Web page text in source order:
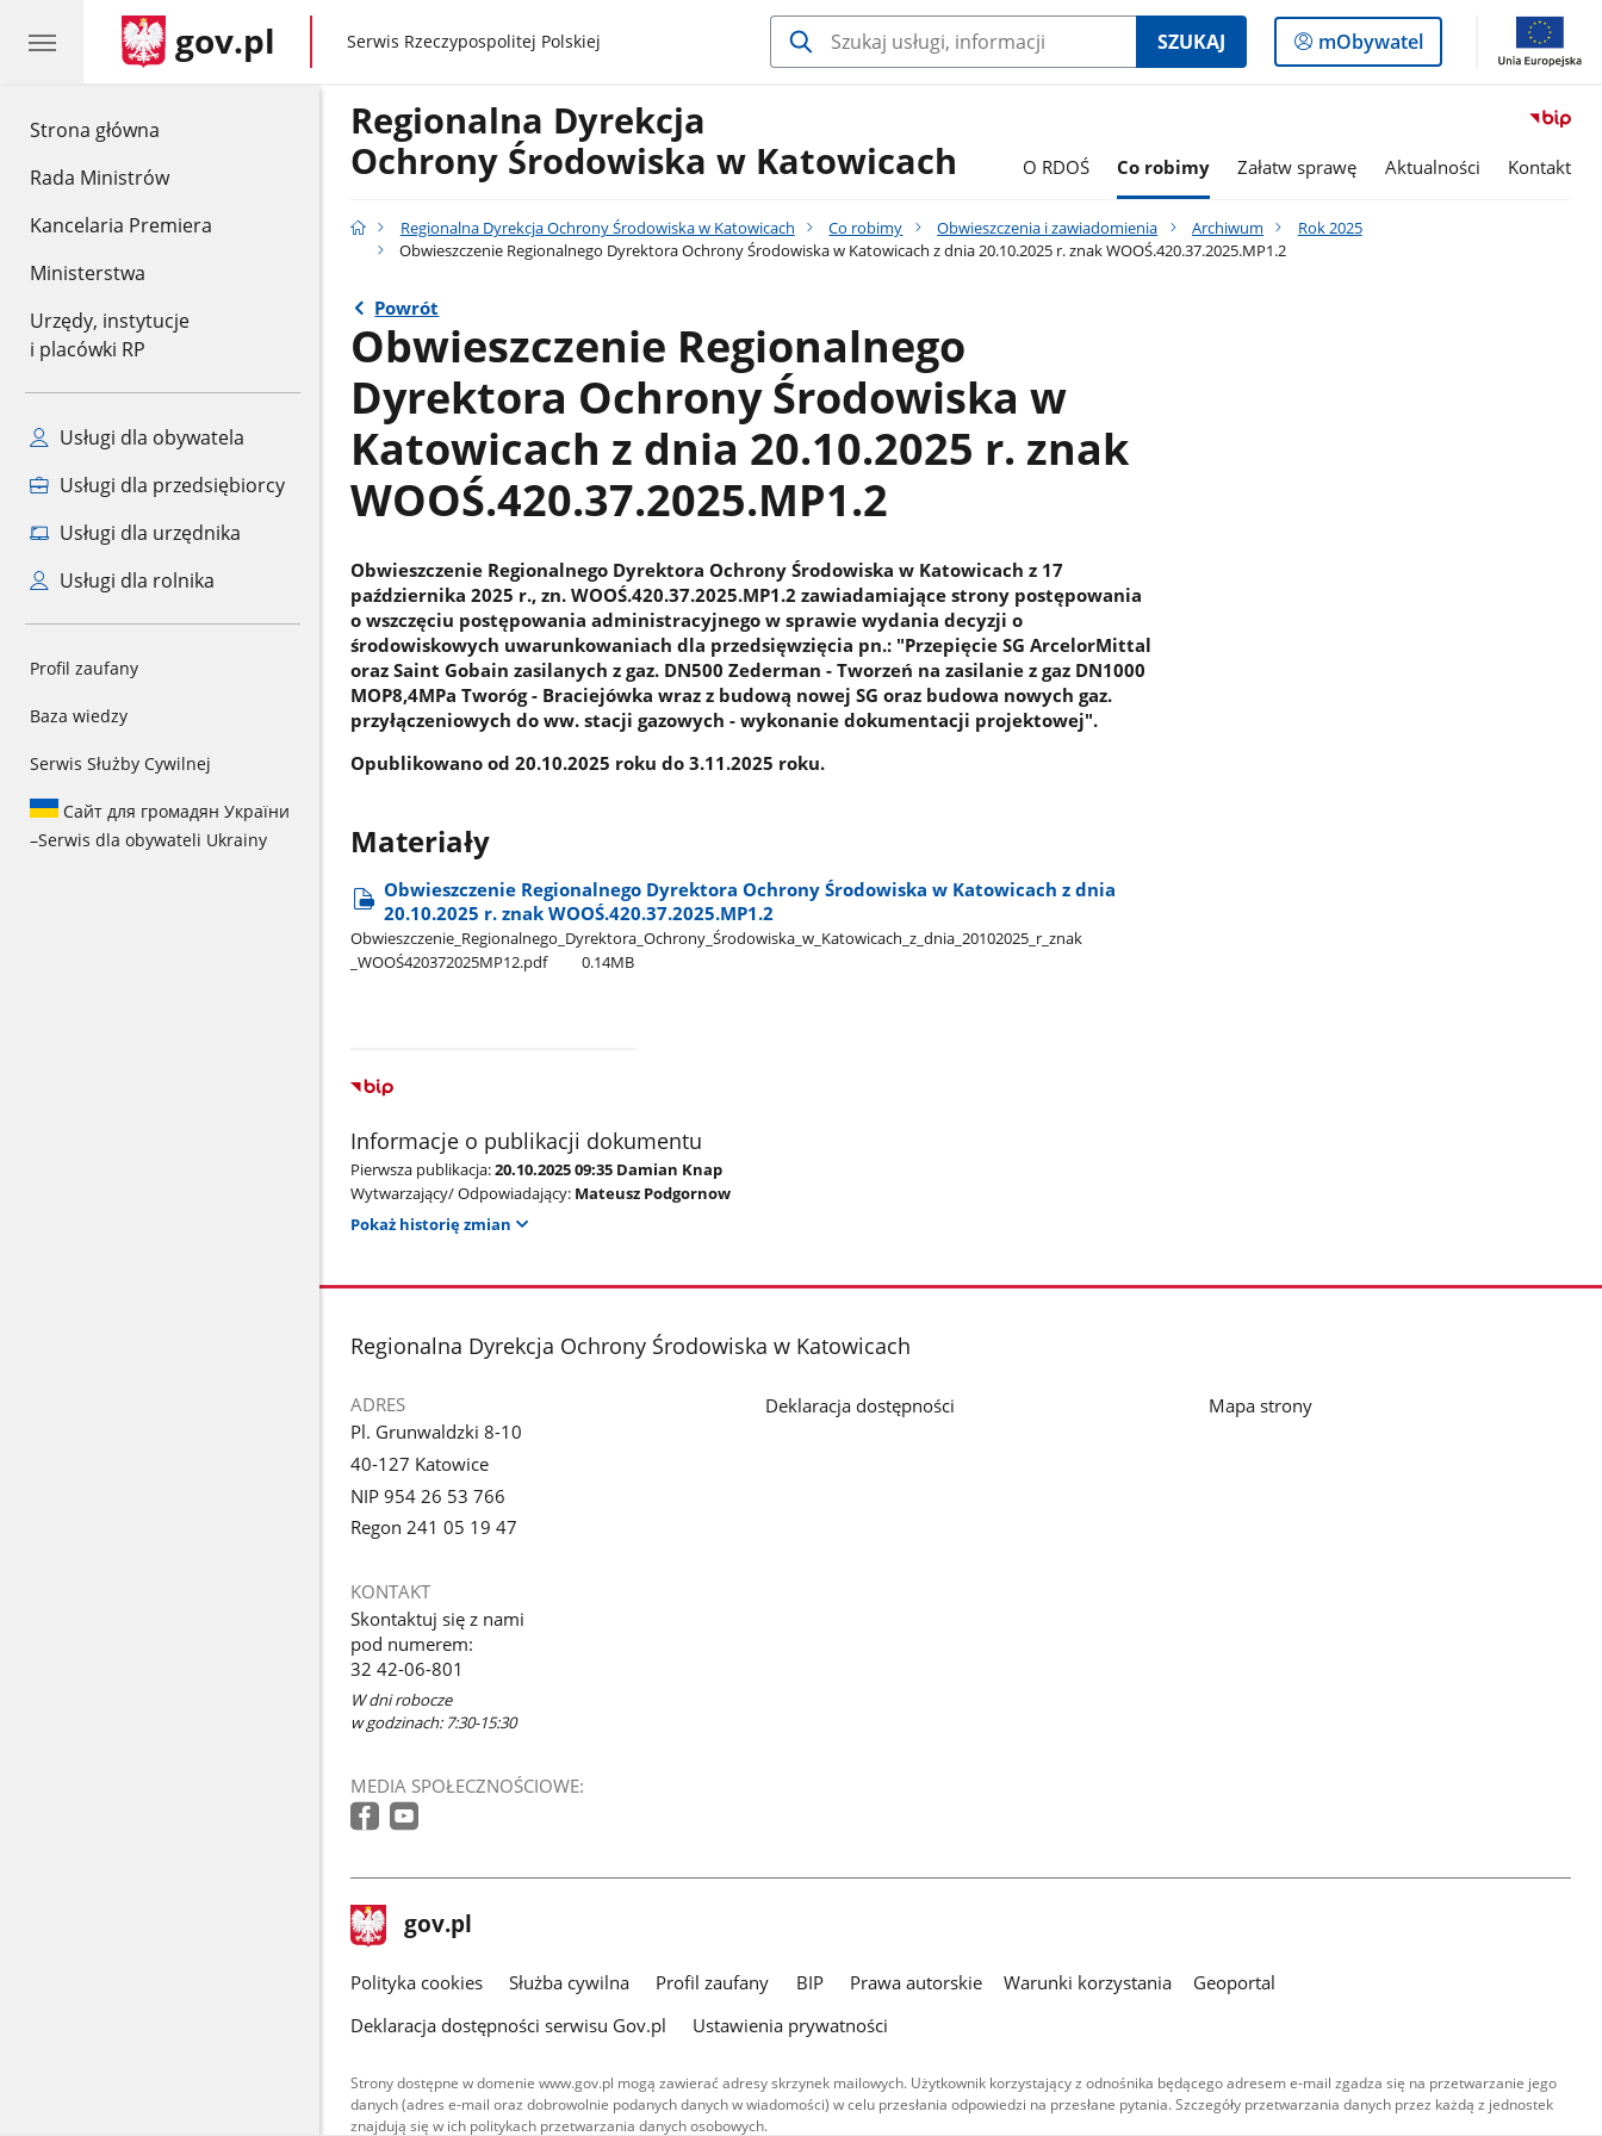
Strona główna
Rada Ministrów
Kancelaria Premiera
Ministerstwa
Urzędy, instytucje
i placówki RP
Usługi dla obywatela
Usługi dla przedsiębiorcy
Usługi dla urzędnika
Usługi dla rolnika
Profil zaufany
Baza wiedzy
Serwis Służby Cywilnej
Сайт для громадян України
–Serwis dla obywateli Ukrainy
gov.pl gov.pl
Serwis Rzeczypospolitej Polskiej SZUKAJ
Logowanie
do
mObywatel
Regionalna Dyrekcja
Ochrony Środowiska w Katowicach
O RDOŚ Co robimy Załatw sprawę Aktualności Kontakt
Regionalna Dyrekcja Ochrony Środowiska w Katowicach Co robimy Obwieszczenia i zawiadomienia Archiwum
Rok 2025
Obwieszczenie Regionalnego Dyrektora Ochrony Środowiska w Katowicach z dnia 20.10.2025 r. znak WOOŚ.420.37.2025.MP1.2
Powrót
Obwieszczenie Regionalnego
Dyrektora Ochrony Środowiska w
Katowicach z dnia 20.10.2025 r. znak
WOOŚ.420.37.2025.MP1.2
Obwieszczenie Regionalnego Dyrektora Ochrony Środowiska w Katowicach z 17
października 2025 r., zn. WOOŚ.420.37.2025.MP1.2 zawiadamiające strony postępowania
o wszczęciu postępowania administracyjnego w sprawie wydania decyzji o
środowiskowych uwarunkowaniach dla przedsięwzięcia pn.: "Przepięcie SG ArcelorMittal
oraz Saint Gobain zasilanych z gaz. DN500 Zederman - Tworzeń na zasilanie z gaz DN1000
MOP8,4MPa Tworóg - Braciejówka wraz z budową nowej SG oraz budowa nowych gaz.
przyłączeniowych do ww. stacji gazowych - wykonanie dokumentacji projektowej".
Opublikowano od 20.10.2025 roku do 3.11.2025 roku.
Materiały
Obwieszczenie Regionalnego Dyrektora Ochrony Środowiska w Katowicach z dnia
20.10.2025 r. znak WOOŚ.420.37.2025.MP1.2
Obwieszczenie​_Regionalnego​_Dyrektora​_Ochrony​_Środowiska​_w​_Katowicach​_z​_dnia​_20102025​_r​_znak​
_WOOŚ420372025MP12.pdf
0.14MB
Informacje o publikacji dokumentu
Pierwsza publikacja:20.10.2025 09:35 Damian Knap
Wytwarzający/ Odpowiadający: Mateusz Podgornow
Pokaż historię zmian
stopka
Regionalna Dyrekcja Ochrony Środowiska w Katowicach
ADRES
Pl. Grunwaldzki 8-10
40-127 Katowice
NIP 954 26 53 766
Regon 241 05 19 47
KONTAKT
Skontaktuj się z nami
pod numerem:
32 42-06-801
W dni robocze
w godzinach: 7:30-15:30
MEDIA SPOŁECZNOŚCIOWE:
Deklaracja dostępności Mapa strony
stopka
gov.pl Strona
gov.pl
gov.pl
Polityka cookies Służba cywilna Profil zaufany BIP Prawa autorskie Warunki korzystania
Geoportal
Deklaracja dostępności serwisu Gov.pl
Ustawienia prywatności
Strony dostępne w domenie www.gov.pl mogą zawierać adresy skrzynek mailowych. Użytkownik korzystający z odnośnika będącego adresem e-mail zgadza się na przetwarzanie jego
danych (adres e-mail oraz dobrowolnie podanych danych w wiadomości) w celu przesłania odpowiedzi na przesłane pytania. Szczegóły przetwarzania danych przez każdą z jednostek
znajdują się w ich politykach przetwarzania danych osobowych.